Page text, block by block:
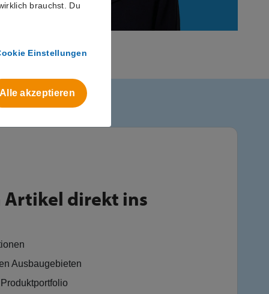
Artikel direkt ins
Ausbaugebieten
brauchst. Du
Einstellungen
Alle akzeptieren